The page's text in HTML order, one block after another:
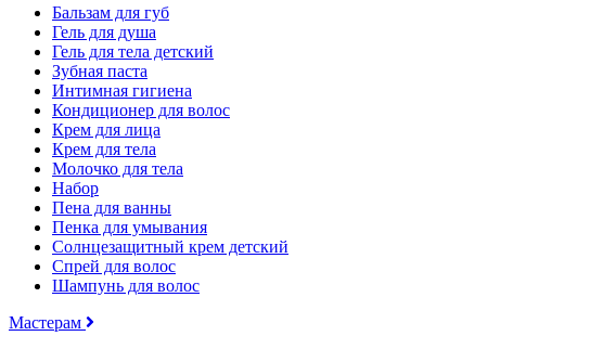
Бальзам для губ
Гель для душа
Гель для тела детский
Зубная паста
Интимная гигиена
Кондиционер для волос
Крем для лица
Крем для тела
Молочко для тела
Набор
Пена для ванны
Пенка для умывания
Солнцезащитный крем детский
Спрей для волос
Шампунь для волос
Мастерам